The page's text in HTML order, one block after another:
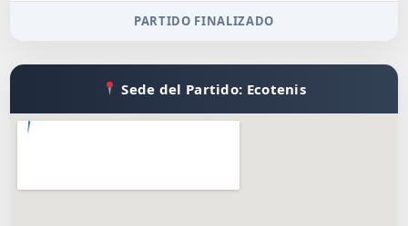
PARTIDO FINALIZADO
Sede del Partido: Ecotenis